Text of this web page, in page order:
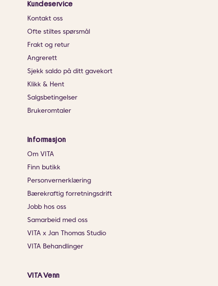
Kundeservice
Kontakt oss
Ofte stiltes spørsmål
Frakt og retur
Angrerett
Sjekk saldo på ditt gavekort
Klikk & Hent
Salgsbetingelser
Brukeromtaler
Informasjon
Om VITA
Finn butikk
Personvernerklæring
Bærekraftig forretningsdrift
Jobb hos oss
Samarbeid med oss
VITA x Jan Thomas Studio
VITA Behandlinger
VITA Venn